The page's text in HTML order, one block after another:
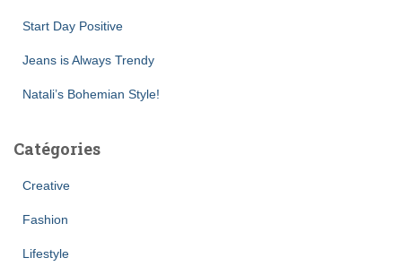
Start Day Positive
Jeans is Always Trendy
Natali’s Bohemian Style!
Catégories
Creative
Fashion
Lifestyle